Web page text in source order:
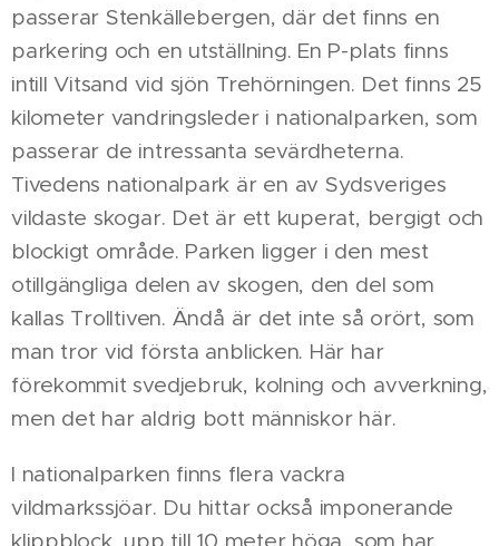
passerar Stenkällebergen, där det finns en
parkering och en utställning. En P-plats finns
intill Vitsand vid sjön Trehörningen. Det finns 25
kilometer vandringsleder i nationalparken, som
passerar de intressanta sevärdheterna.
Tivedens nationalpark är en av Sydsveriges
vildaste skogar. Det är ett kuperat, bergigt och
blockigt område. Parken ligger i den mest
otillgängliga delen av skogen, den del som
kallas Trolltiven. Ändå är det inte så orört, som
man tror vid första anblicken. Här har
förekommit svedjebruk, kolning och avverkning,
men det har aldrig bott människor här.
I nationalparken finns flera vackra
vildmarkssjöar. Du hittar också imponerande
klippblock, upp till 10 meter höga, som har